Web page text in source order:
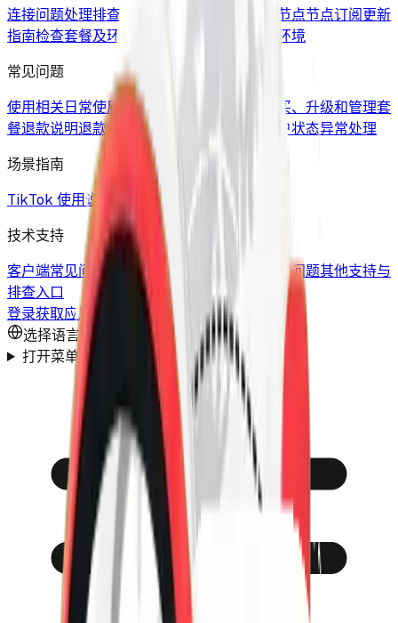
连接问题处理排查无法连接与断连问题 更新节点节点订阅更新
指南检查套餐及环境
确认账号、套餐和网络环境
常见问题
使用相关 日常使用中的常见疑问
购买、升级和管理套
餐退款说明退款规则与处理方式
账户状态异常处理
场景指南
TikTok 使用说明
海外 TikTok 访问指南
技术支持
客户端常见问题 官方客户端问题答疑 其他常见问题其他支持与
排查入口
登录获取应用
选择语言
打开菜单